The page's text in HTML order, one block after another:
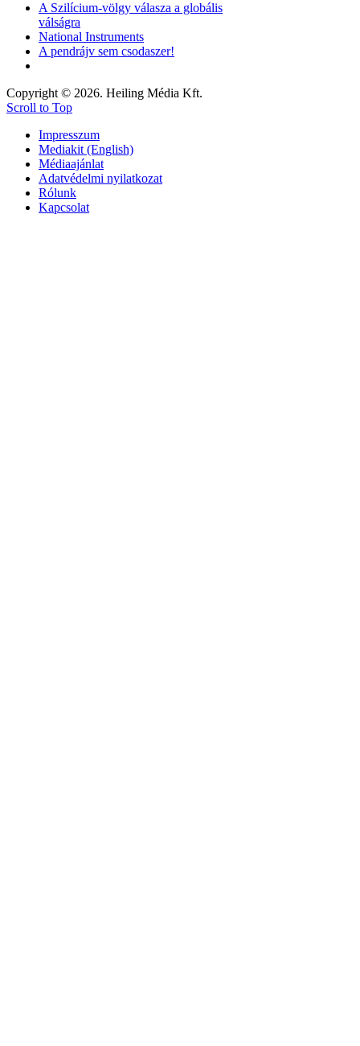
A Szilícium-völgy válasza a globális
válságra
National Instruments
A pendrájv sem csodaszer!
Copyright © 2026. Heiling Média Kft.
Scroll to Top
Impresszum
Mediakit (English)
Médiaajánlat
Adatvédelmi nyilatkozat
Rólunk
Kapcsolat